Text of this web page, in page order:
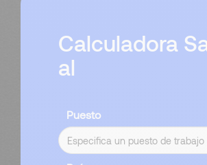
Calculadora
al
Puesto